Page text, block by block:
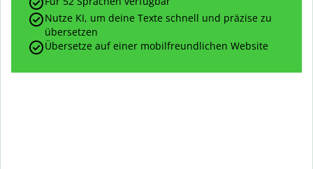
Nutze KI, um deine Texte schnell und präzise zu
übersetzen
Übersetze auf einer mobilfreundlichen Website